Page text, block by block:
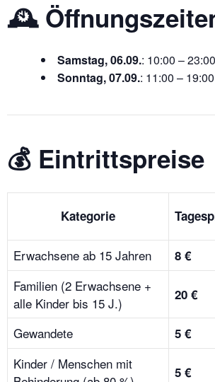
🕰️
Samstag, 06.09.: 10:00 –
Sonntag, 07.09.: 11:00 –
💰 Eintrittspreise
Kategorie
Erwachsene ab 15 Jahren 8 €
Familien (2 Erwachsene +
alle Kinder bis 15 J.)
20 €
Gewandete 5 €
Kinder / Menschen mit
5 €